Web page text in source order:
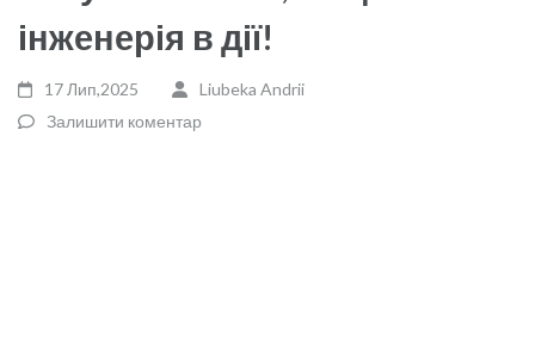
інженерія в дії!
17 Лип,2025
Liubeka Andrii
Залишити коментар